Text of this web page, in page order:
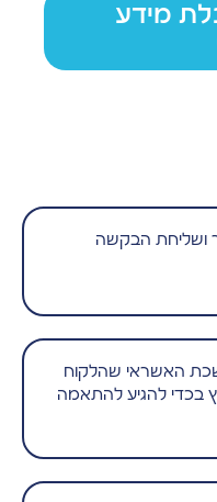
מידע
ושליחת הבקשה
האשראי שהלקוח
בכדי להגיע להתאמה